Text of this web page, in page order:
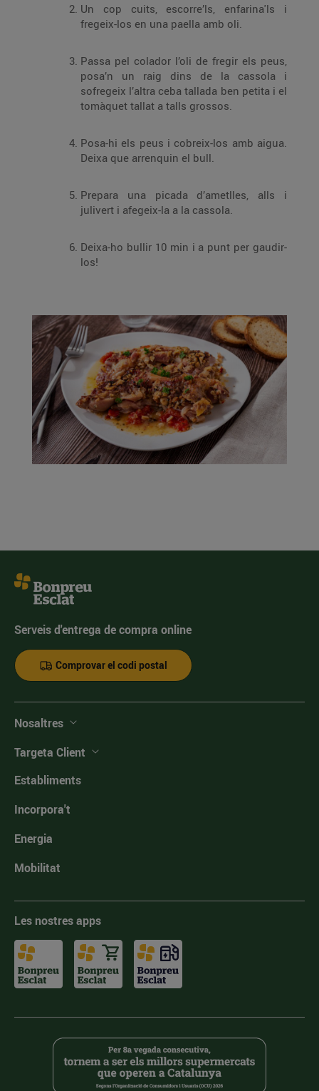
Un cop cuits, escorre’ls, enfarina'ls i
fregeix-los en una paella amb oli.
Passa pel colador l’oli de fregir els peus,
posa’n un raig dins de la cassola i
sofregeix l’altra ceba tallada ben petita i el
tomàquet tallat a talls grossos.
Posa-hi els peus i cobreix-los amb aigua.
Deixa que arrenquin el bull.
Prepara una picada d’ametlles, alls i
julivert i afegeix-la a la cassola.
Deixa-ho bullir 10 min i a punt per gaudir-
los!
Serveis d'entrega de compra online
Comprovar el codi postal
Nosaltres
Targeta Client
Establiments
Incorpora't
Energia
Mobilitat
Les nostres apps